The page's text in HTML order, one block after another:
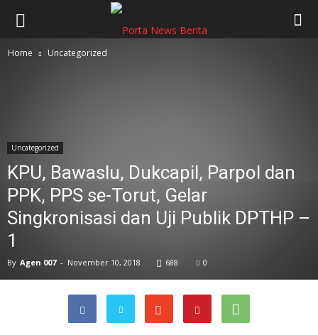
Home Uncategorized
Uncategorized
KPU, Bawaslu, Dukcapil, Parpol dan
PPK, PPS se-Torut, Gelar
Singkronisasi dan Uji Publik DPTHP –
1
By Agen 007 - November 10, 2018 688 0